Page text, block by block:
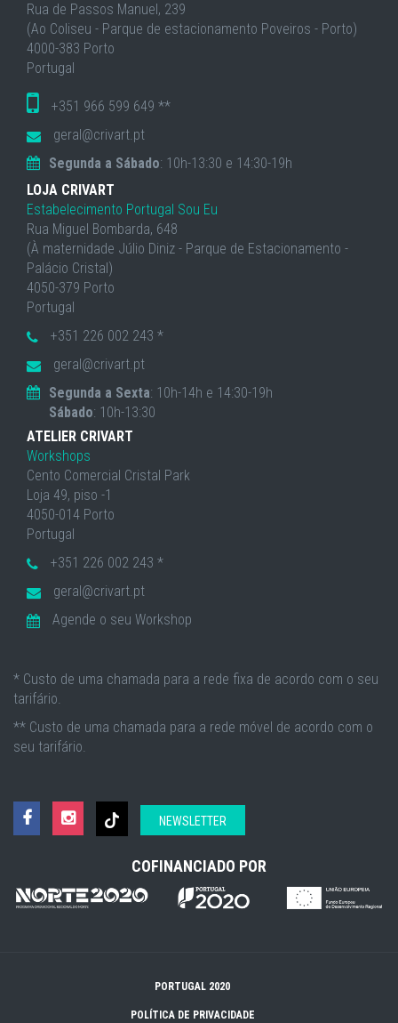
Rua de Passos Manuel, 239
(Ao Coliseu - Parque de estacionamento Poveiros - Porto)
4000-383 Porto
Portugal
+351 966 599 649 **
geral@crivart.pt
Segunda a Sábado: 10h-13:30 e 14:30-19h
LOJA CRIVART
Estabelecimento Portugal Sou Eu
Rua Miguel Bombarda, 648
(À maternidade Júlio Diniz - Parque de Estacionamento -
Palácio Cristal)
4050-379 Porto
Portugal
+351 226 002 243 *
geral@crivart.pt
Segunda a Sexta: 10h-14h e 14:30-19h
Sábado: 10h-13:30
ATELIER CRIVART
Workshops
Cento Comercial Cristal Park
Loja 49, piso -1
4050-014 Porto
Portugal
+351 226 002 243 *
geral@crivart.pt
Agende o seu Workshop
* Custo de uma chamada para a rede fixa de acordo com o seu
tarifário.
** Custo de uma chamada para a rede móvel de acordo com o
seu tarifário.
NEWSLETTER
COFINANCIADO POR
PORTUGAL 2020
POLÍTICA DE PRIVACIDADE